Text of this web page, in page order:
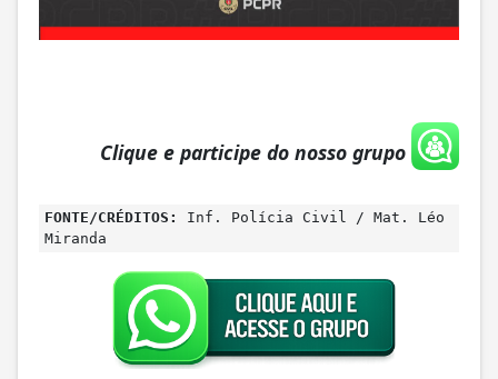
Clique e participe do nosso grupo
FONTE/CRÉDITOS:
Inf. Polícia Civil / Mat. Léo
Miranda